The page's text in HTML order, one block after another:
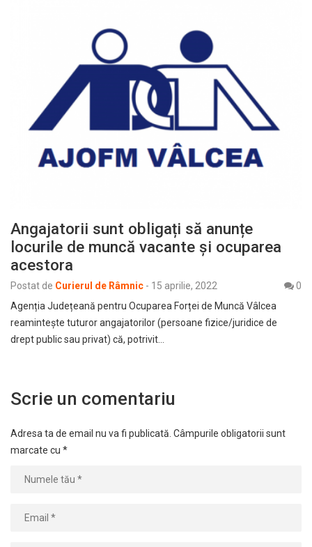
Angajatorii sunt obligați să anunțe
locurile de muncă vacante și ocuparea
acestora
Postat de Curierul de Râmnic - 15 aprilie, 2022
0
Agenția Județeană pentru Ocuparea Forței de Muncă Vâlcea
reamintește tuturor angajatorilor (persoane fizice/juridice de
drept public sau privat) că, potrivit…
Scrie un comentariu
Adresa ta de email nu va fi publicată. Câmpurile obligatorii sunt
marcate cu *